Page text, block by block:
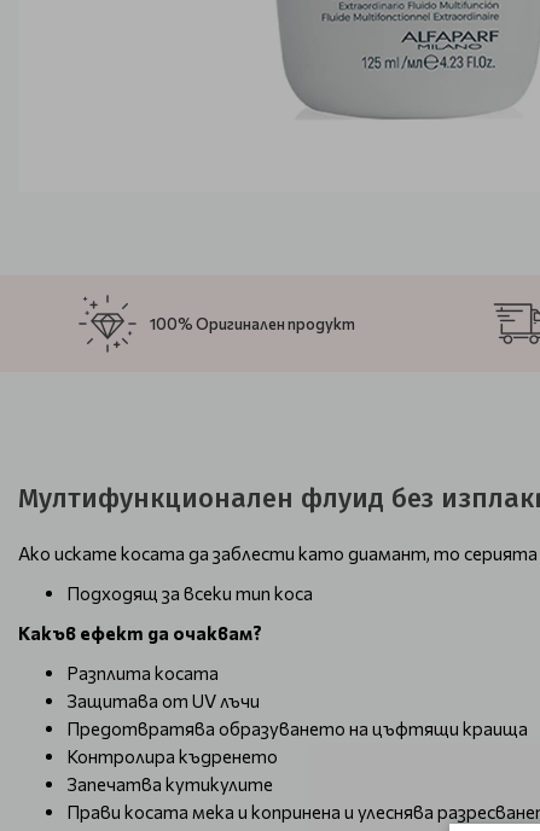
100% Оригинален продукт
Мултифункционален флуид без
Ако искате косата да заблести като диамант, то
Подходящ за всеки тип коса
Какъв ефект да очаквам?
Разплита косата
Защитава от UV лъчи
Предотвратява образуването на цъфтящи краища
Контролира къдренето
Запечатва кутикулите
Прави косата мека и копринена и улеснява